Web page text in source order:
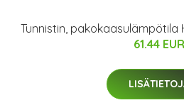
Tunnistin, pakokaasulämpötila
61.44 EUR